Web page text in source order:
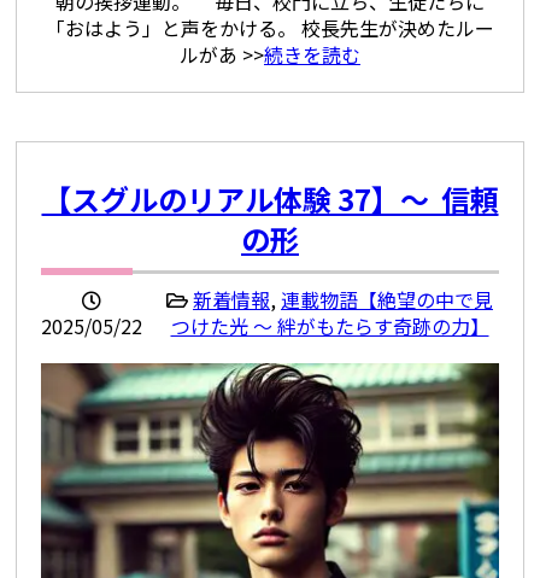
「おはよう」と声をかける。 校長先生が決めたルー
ルがあ >>続きを読む
【スグルのリアル体験 37】〜 信頼
の形
2025/05/22
新着情報,連載物語【絶望の中で見
つけた光 ～ 絆がもたらす奇跡の力】